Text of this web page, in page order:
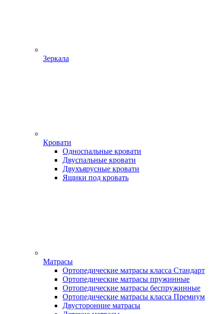
Зеркала
Кровати
Односпальные кровати
Двуспальные кровати
Двухъярусные кровати
Ящики под кровать
Матрасы
Ортопедические матрасы класса Стандарт
Ортопедические матрасы пружинные
Ортопедические матрасы беспружинные
Ортопедические матрасы класса Премиум
Двусторонние матрасы